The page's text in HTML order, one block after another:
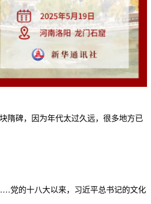
隋碑，因为年代太过久远，很多地方已
党的十八大以来，习近平总书记的文化